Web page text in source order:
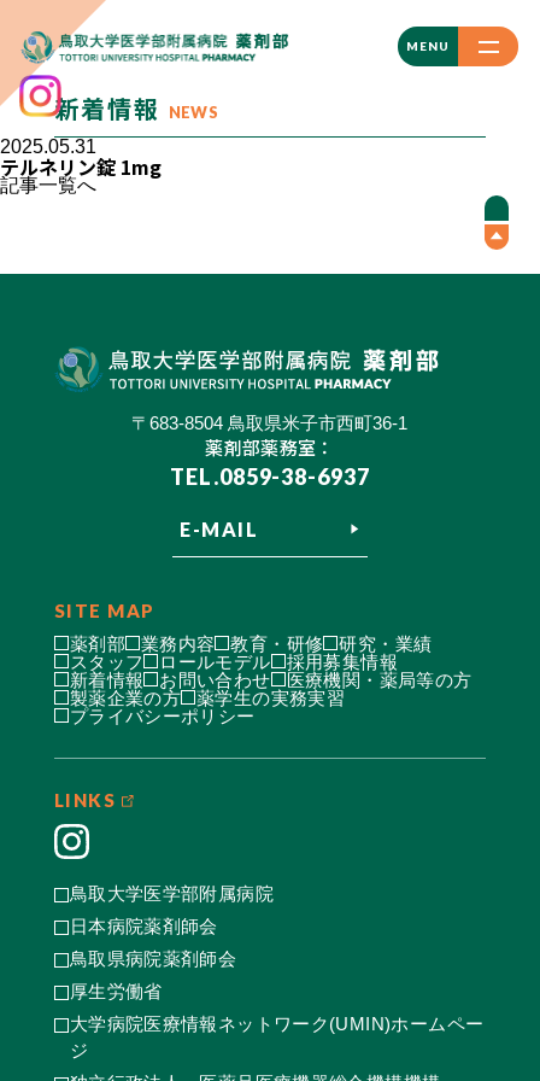
MENU
CLOSE
新着情報 NEWS
2025.05.31
テルネリン錠 1mg
記事一覧へ
〒683-8504 鳥取県米子市西町36-1
薬剤部薬務室：
TEL.0859-38-6937
E-MAIL
SITE MAP
薬剤部 業務内容 教育・研修
研究・業績
スタッフ
ロールモデル
採用募集情報
新着情報
お問い合わせ
医療機関・薬局等の方
製薬企業の方
薬学生の実務実習
プライバシーポリシー
LINKS
鳥取大学医学部附属病院
日本病院薬剤師会
鳥取県病院薬剤師会
厚生労働省
大学病院医療情報ネットワーク(UMIN)ホームペー
ジ